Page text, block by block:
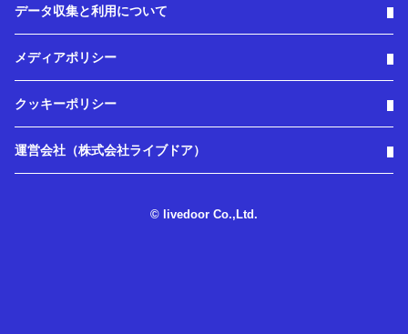
データ収集と利用について
メディアポリシー
クッキーポリシー
運営会社（株式会社ライブドア）
© livedoor Co.,Ltd.